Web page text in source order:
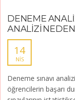
DENEME
ANALİZİ
14
NIS
Deneme sınavı
öğrencilerin başarı